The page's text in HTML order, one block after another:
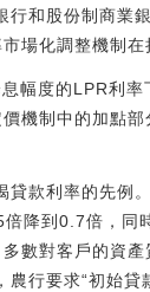
和股份制商業
場化調整機制
幅度的LPR利
機制中的加點
款利率的先例
降到0.7倍，同
數對客戶的資
農行要求“初始